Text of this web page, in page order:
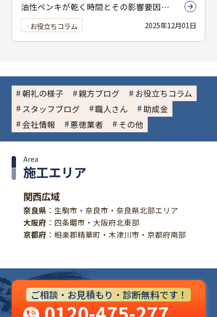
油性ペンキが乾く時間とその影響要因を
解説！木材と金属の違いも詳しく説明2025年12月01日
お役立ちコラム
朝礼の様子 親方ブログ
お役立ちコラム
スタッフブログ
職人さん
助成金
会社情報
悪徳業者 その他
施工エリア
Area
関西広域
奈良県 ：生駒市・奈良市・奈良県北部エリア
大阪府 ：四条畷市・大阪府北東部
京都府 ：相楽郡精華町・木津川市・京都府南部
ご相談・お見積もり・診断無料です！